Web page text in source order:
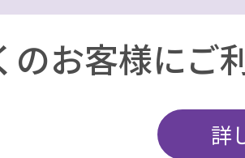
が、
前の試用期間を設け
課題は解消できました
検討することとなりま
入にあたり、定款改
したが、エム・イー
のお客様にご
詳